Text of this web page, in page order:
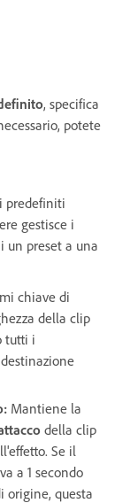
, specifica
potete
predefiniti
gestisce i
un preset a una
chiave di
della clip
tutti i
Mantiene la
della clip
Se il
a 1 secondo
origine, questa